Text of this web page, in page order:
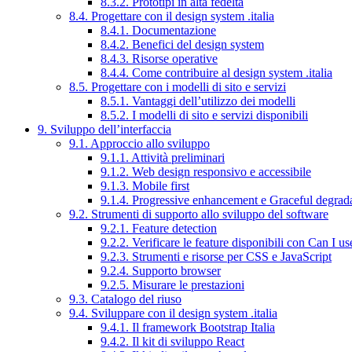
8.4. Progettare con il design system .italia
8.4.1. Documentazione
8.4.2. Benefici del design system
8.4.3. Risorse operative
8.4.4. Come contribuire al design system .italia
8.5. Progettare con i modelli di sito e servizi
8.5.1. Vantaggi dell’utilizzo dei modelli
8.5.2. I modelli di sito e servizi disponibili
9. Sviluppo dell’interfaccia
9.1. Approccio allo sviluppo
9.1.1. Attività preliminari
9.1.2. Web design responsivo e accessibile
9.1.3. Mobile first
9.1.4. Progressive enhancement e Graceful
9.2. Strumenti di supporto allo sviluppo del software
9.2.1. Feature detection
9.2.2. Verificare le feature disponibili con Can I
9.2.3. Strumenti e risorse per CSS e JavaScript
9.2.4. Supporto browser
9.2.5. Misurare le prestazioni
9.3. Catalogo del riuso
9.4. Sviluppare con il design system .italia
9.4.1. Il framework Bootstrap Italia
9.4.2. Il kit di sviluppo React